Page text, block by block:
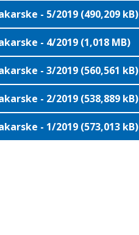
- 5/2019 (490,209 kB)
- 4/2019 (1,018 MB)
- 3/2019 (560,561 kB)
- 2/2019 (538,889 kB)
- 1/2019 (573,013 kB)